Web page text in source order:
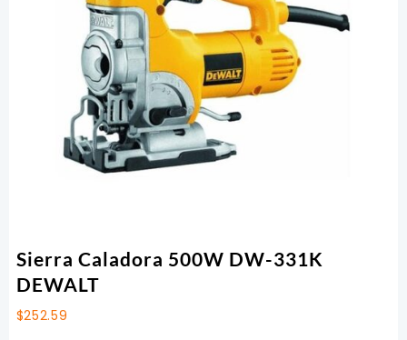
Sierra Caladora 500W DW-331K
DEWALT
$252.59